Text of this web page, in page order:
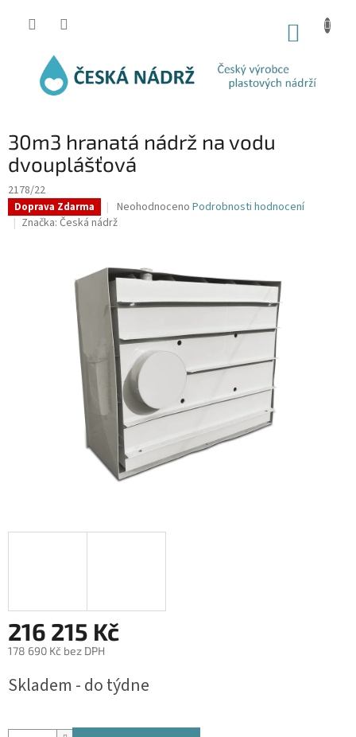
30m3 hranatá nádrž na vodu
dvouplášťová
2178/22
Doprava Zdarma
Průměrné
hodnocení
0,0
z
5
hvězdiček.
Neohodnoceno Podrobnosti hodnocení
Značka: Česká nádrž
216 215 Kč
178 690 Kč bez DPH
cena:
Skladem - do týdne